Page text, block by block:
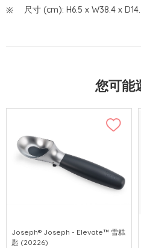
尺寸 (cm): H6.5 x W38.4 x
您可能
Joseph® Joseph - Elevate™ 雪糕
匙 (20226)